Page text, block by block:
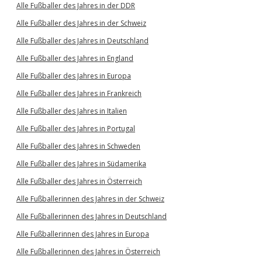
Alle Fußballer des Jahres in der DDR
Alle Fußballer des Jahres in der Schweiz
Alle Fußballer des Jahres in Deutschland
Alle Fußballer des Jahres in England
Alle Fußballer des Jahres in Europa
Alle Fußballer des Jahres in Frankreich
Alle Fußballer des Jahres in Italien
Alle Fußballer des Jahres in Portugal
Alle Fußballer des Jahres in Schweden
Alle Fußballer des Jahres in Südamerika
Alle Fußballer des Jahres in Österreich
Alle Fußballerinnen des Jahres in der Schweiz
Alle Fußballerinnen des Jahres in Deutschland
Alle Fußballerinnen des Jahres in Europa
Alle Fußballerinnen des Jahres in Österreich